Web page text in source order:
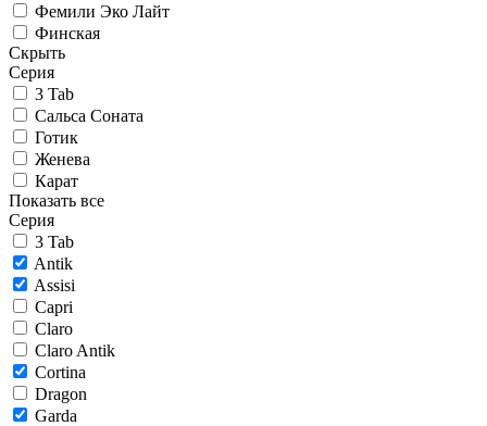
Фемили Эко Лайт
Финская
Скрыть
Серия
3 Tab
Сальса Соната
Готик
Женева
Карат
Показать все
Серия
3 Tab
Antik
Assisi
Capri
Claro
Claro Antik
Cortina
Dragon
Garda